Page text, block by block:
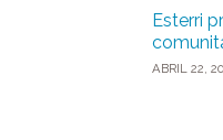
Esterri
ABRIL 22,